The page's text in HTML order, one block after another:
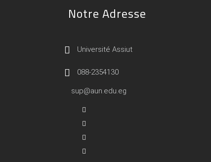
Notre Adresse
Université Assiut
088-2354130
sup@aun.edu.eg